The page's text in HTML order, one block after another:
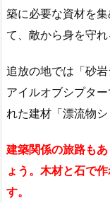
築に必要な資材を
て、敵から身を守れ
追放の地では「砂
アイルオブシプタ
れた建材「漂流物
建築関係の旅路も
ょう。木材と石で
す。